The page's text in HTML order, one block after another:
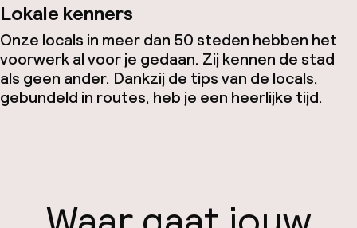
Lokale kenners
Onze locals in meer dan 50 steden hebben het
voorwerk al voor je gedaan. Zij kennen de stad
als geen ander. Dankzij de tips van de locals,
gebundeld in routes, heb je een heerlijke tijd.